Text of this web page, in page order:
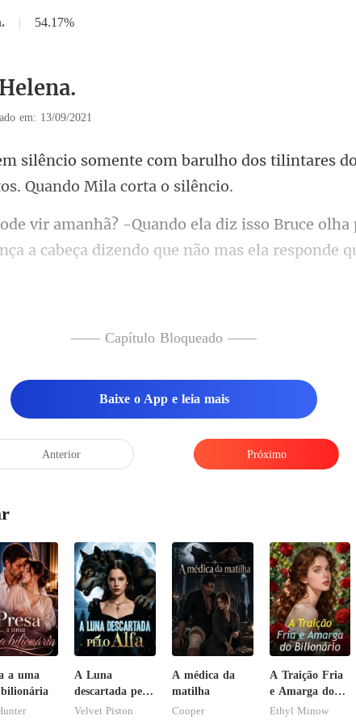
| 54.17%
em: 13/09/2021
rulho dos tilintares
so Bruce olha
a
—— Capítulo Bloqueado ——
Baixe o App e leia mais
Anterior Próximo
a uma
A Luna
descartada pelo
Alfa
Velvet Piston
A médica da
matilha
Cooper
A Traição Fria
e Amarga do
Bilionário
Ethyl Minow